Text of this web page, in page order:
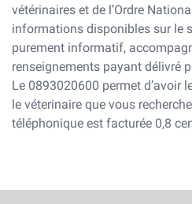
vétérinaires et de l’Ordre
informations disponibles sur le
purement informatif,
renseignements payant délivré
Le 0893020600 permet d’avoir
le véterinaire que vous
téléphonique est facturée 0,8